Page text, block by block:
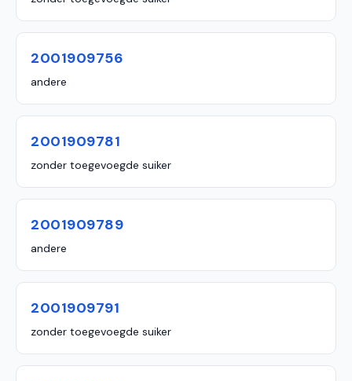
2001909756
andere
2001909781
zonder toegevoegde suiker
2001909789
andere
2001909791
zonder toegevoegde suiker